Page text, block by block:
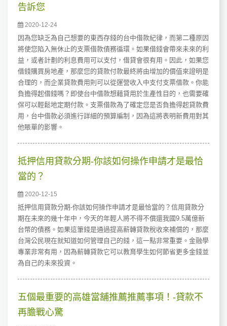
告訴您
2020-12-24
因為您缺乏為自己想要的東西存錢的台中借款紀律，而第二種原因
將使您陷入無休止的支票借款債務循環。如果借錢會帶來未來的利
益，或者計劃的利息費用可以支付，借貸會很有用。因此，如果您
借錢購買房地產，那麼您的貸款付款最終將由增加的價值來證明是
合理的，而企業貸款費用則可以從運營收入中支付支票借款。你能
負擔得起借錢嗎？即使台中借款想藉貸用於生產性目的，也需要確
保可以輕鬆地定期付款。支票借款為了確定您是否負擔得起貸款費
用，台中借款必須進行詳細的預算編制，因為這將表明新費用對其
他賬單的影響。
抵押信用貸款分期-你該如何操作申請才是最恰
當的？
2020-12-15
抵押信用貸款分期-你該如何操作申請才是最恰當的？信用貸款分
期在未來的幾十年中，今天的年輕人將不得不償還我國9.5萬億新
台幣的債務。如果這筆錢是通過提高薪轉貸款稅收來補償的，那麼
台灣公民現在就知道如何管理自己的錢，這一點非常重要。金融學
專業非常有用，因為薪轉貸款它可以教育學生如何節省更多金錢並
為自己的未來投資。
五個最重要的高雄當舖推薦推薦事項！-貸款不
再膽戰心驚